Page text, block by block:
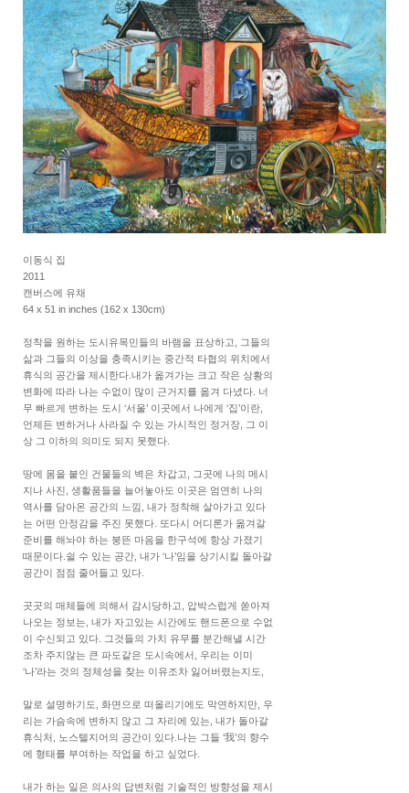
이동식 집
2011
캔버스에 유채
64 x 51 in inches (162 x 130cm)
정착을 원하는 도시유목민들의 바램을 표상하고, 그들의
삶과 그들의 이상을 충족시키는 중간적 타협의 위치에서
휴식의 공간을 제시한다.내가 옮겨가는 크고 작은 상황의
변화에 따라 나는 수없이 많이 근거지를 옮겨 다녔다. 너
무 빠르게 변하는 도시 ‘서울’ 이곳에서 나에게 ‘집’이란,
언제든 변하거나 사라질 수 있는 가시적인 정거장, 그 이
상 그 이하의 의미도 되지 못했다.
땅에 몸을 붙인 건물들의 벽은 차갑고, 그곳에 나의 메시
지나 사진, 생활품들을 늘어놓아도 이곳은 엄연히 나의
역사를 담아온 공간의 느낌, 내가 정착해 살아가고 있다
는 어떤 안정감을 주진 못했다. 또다시 어디론가 옮겨갈
준비를 해놔야 하는 붕뜬 마음을 한구석에 항상 가졌기
때문이다.쉴 수 있는 공간, 내가 ‘나’임을 상기시킬 돌아갈
공간이 점점 줄어들고 있다.
곳곳의 매체들에 의해서 감시당하고, 압박스럽게 쏟아져
나오는 정보는, 내가 자고있는 시간에도 핸드폰으로 수없
이 수신되고 있다. 그것들의 가치 유무를 분간해낼 시간
조차 주지않는 큰 파도같은 도시속에서, 우리는 이미
‘나’라는 것의 정체성을 찾는 이유조차 잃어버렸는지도,
말로 설명하기도, 화면으로 떠올리기에도 막연하지만, 우
리는 가슴속에 변하지 않고 그 자리에 있는, 내가 돌아갈
휴식처, 노스텔지어의 공간이 있다.나는 그들 ‘我’의 향수
에 형태를 부여하는 작업을 하고 싶었다.
내가 하는 일은 의사의 답변처럼 기술적인 방향성을 제시